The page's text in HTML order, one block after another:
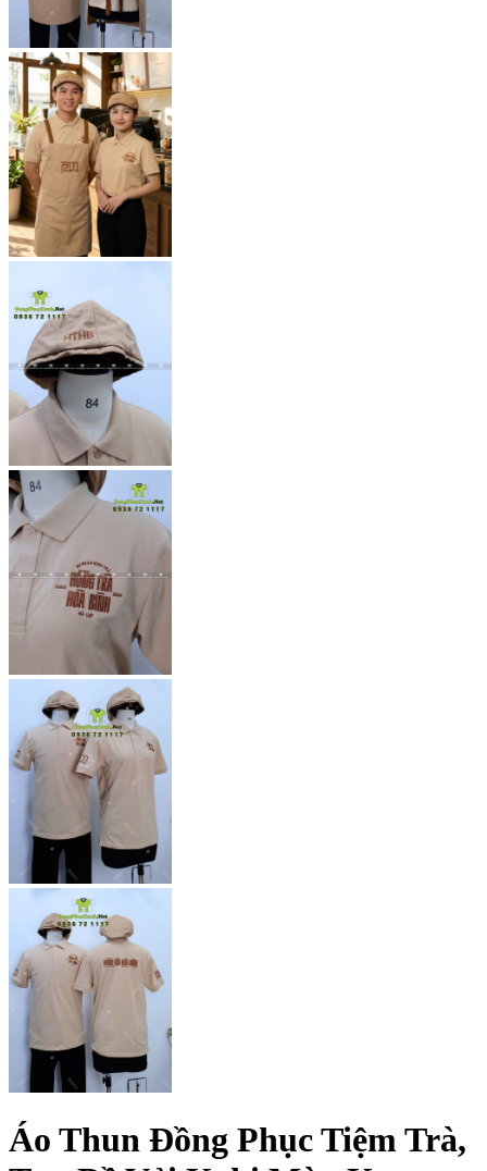
Áo Thun Đồng Phục Tiệm Trà,